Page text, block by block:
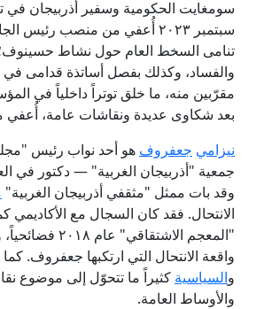
سبتمبر ۲۰۲۳ أُعفي من منصب رئيس
تنامى السخط العام حول نشاط حسينوف؛
والفساد، وكذلك بفصل أساتذة قدامى في
مقرّبين منه، ما خلق توتراً داخلياً في
بعد شكاوى عديدة ونقاشات عامة،
نيزامي جعفروف هو أحد نواب رئيس
جمعية "أذربيجان الغربية" — دكتور في
وقد بات ممثل "مثقفي أذربيجان الغربية"
الانتحال. فقد كان السجال مع الأكاديمي
"المعجم الاشتقاقي" عام ۲۰۱۸ فضائحياً، وخلاله
واقعة الانتحال التي ارتكبها جعفروف. كما
والسياسية كثيراً ما تتحوّل إلى موضوع
والأوساط العامة.